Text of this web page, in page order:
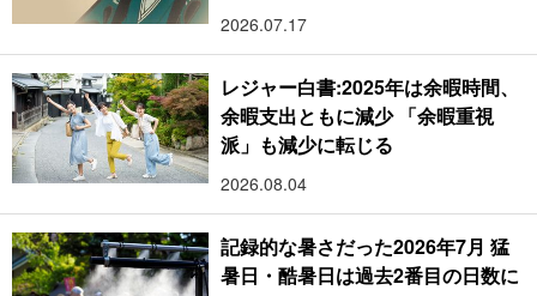
2026.07.17
レジャー白書:2025年は余暇時間、
余暇支出ともに減少 「余暇重視
派」も減少に転じる
2026.08.04
記録的な暑さだった2026年7月 猛
暑日・酷暑日は過去2番目の日数に